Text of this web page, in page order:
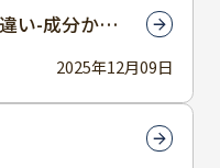
2025年12月09日
い-成分から